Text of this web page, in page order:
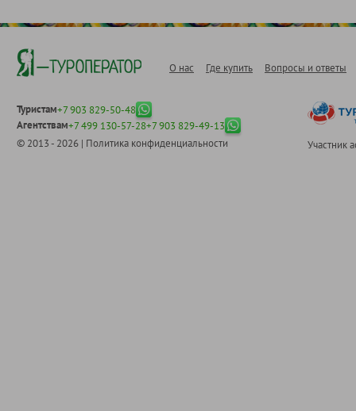
О нас Где купить Вопросы и ответы
Туристам+7 903 829-50-48
Агентствам+7 499 130-57-28+7 903 829-49-13
© 2013 - 2026 | Политика конфиденциальности Участник